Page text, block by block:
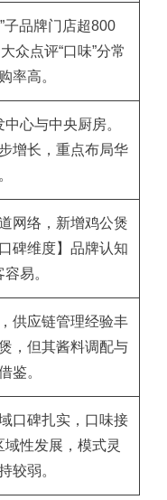
”子品牌门店超800
众点评“口味”分常
率高。
心与中央厨房。
增长，重点布局华
网络，新增鸡公煲
碑维度】品牌认知
易。
供应链管理经验丰
，但其酱料调配与
鉴。
口碑扎实，口味接
性发展，模式灵
较弱。